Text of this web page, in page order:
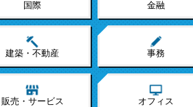
国際 金融
建築・不動産 事務
販売・サービス オフィス